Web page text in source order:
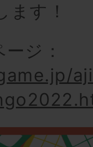
ます！
ジ：